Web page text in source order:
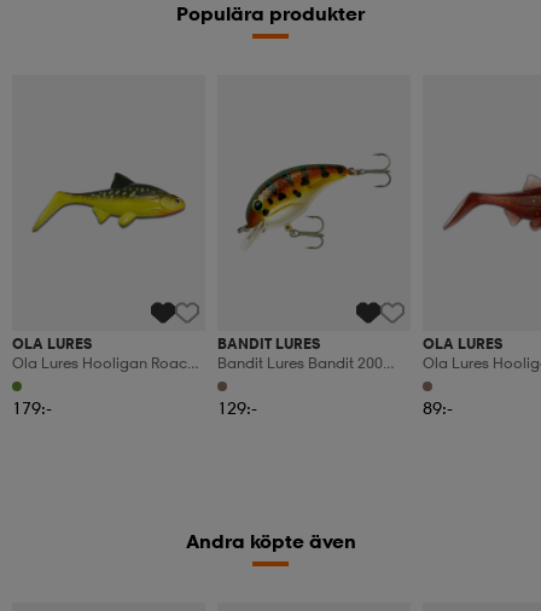
Populära produkter
OLA LURES
Ola Lures Hooligan Roach
Hot Pike 21cm, 115gr
179:-
BANDIT LURES
Bandit Lures Bandit 200
Natural Goby 5cm
129:-
OLA LURES
Ola Lures
Micro Motoroil
16-Pack
89:-
Andra köpte även